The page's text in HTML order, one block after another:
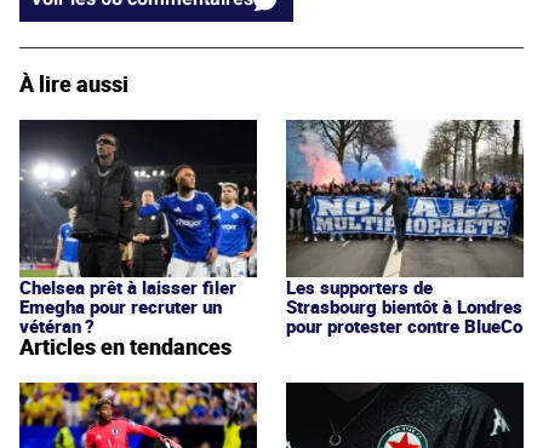
À lire aussi
Chelsea prêt à laisser filer
Emegha pour recruter un
vétéran ?
Les supporters de
Strasbourg bientôt à Londres
pour protester contre BlueCo
Articles en tendances